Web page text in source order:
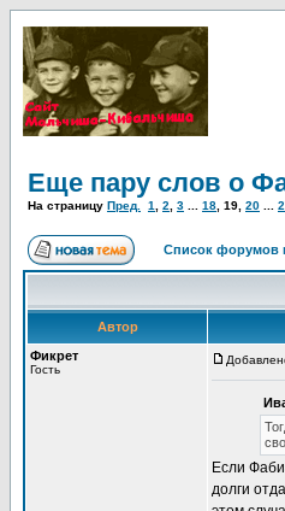
Еще пару слов о
На страницу Пред. 1 2 3 18 19 20
Список форумов
Автор
Фикрет
Гость
Если
долги